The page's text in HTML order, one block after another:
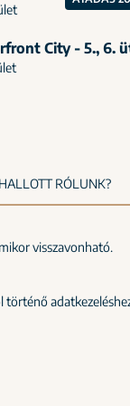
City - 5., 6.
visszavonható.
történő